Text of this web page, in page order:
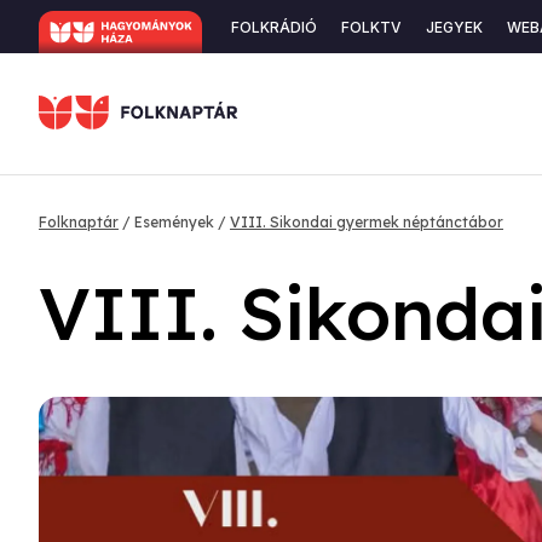
Ugrás
a
Secondary
FOLKRÁDIÓ FOLKTV JEGYEK
Morzsa
Folknaptár Események VIII. Sikondai gyermek néptánctábor
VIII.